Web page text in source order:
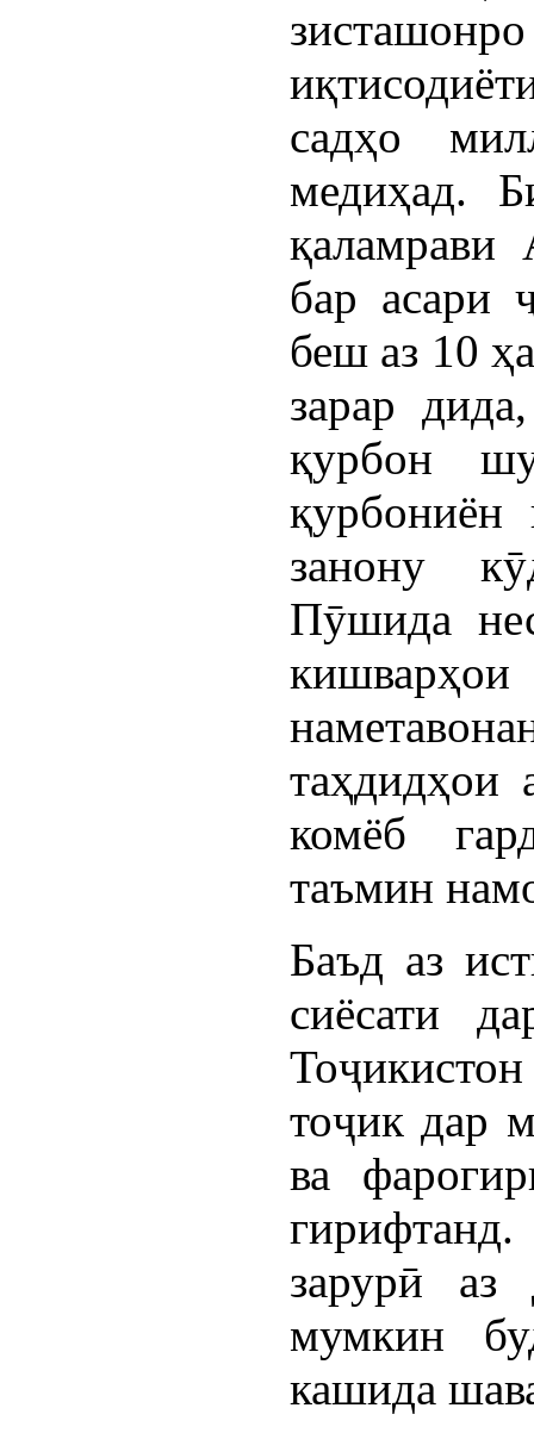
садҳо
медиҳад.
қаламрави
бар асари
беш аз 10
зарар
қурбон
занону
Пӯшида
таҳдидҳои
комёб
таъмин
Баъд аз
сиёсати
тоҷик дар
ва
зарурӣ аз
мумкин
кашида